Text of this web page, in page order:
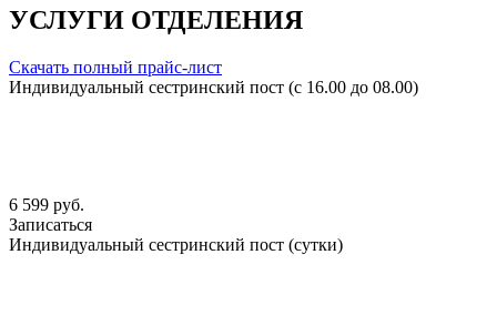
УСЛУГИ ОТДЕЛЕНИЯ
Скачать полный прайс-лист
Индивидуальный сестринский пост (с 16.00 до 08.00)
6 599 руб.
Записаться
Индивидуальный сестринский пост (сутки)